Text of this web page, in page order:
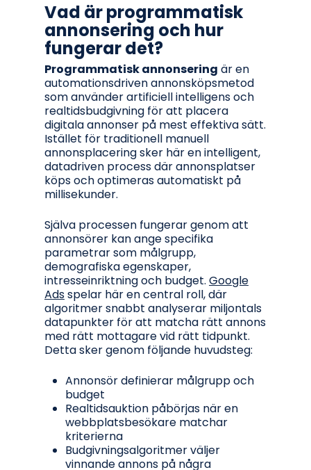
Vad är programmatisk
annonsering och hur
fungerar det?
Programmatisk annonsering är en
automationsdriven annonsköpsmetod
som använder artificiell intelligens och
realtidsbudgivning för att placera
digitala annonser på mest effektiva sätt.
Istället för traditionell manuell
annonsplacering sker här en intelligent,
datadriven process där annonsplatser
köps och optimeras automatiskt på
millisekunder.
Själva processen fungerar genom att
annonsörer kan ange specifika
parametrar som målgrupp,
demografiska egenskaper,
intresseinriktning och budget. Google
Adsspelar här en central roll, där
algoritmer snabbt analyserar miljontals
datapunkter för att matcha rätt annons
med rätt mottagare vid rätt tidpunkt.
Detta sker genom följande huvudsteg:
Annonsör definierar målgrupp och
budget
Realtidsauktion påbörjas när en
webbplatsbesökare matchar
kriterierna
Budgivningsalgoritmer väljer
vinnande annons på några